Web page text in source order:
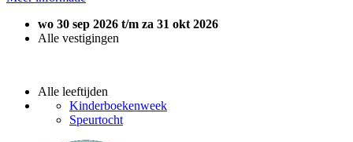
wo 30 sep 2026 t/m za 31 okt 2026
Alle vestigingen
Alle leeftijden
Kinderboekenweek
Speurtocht